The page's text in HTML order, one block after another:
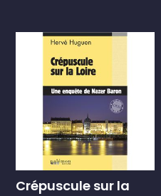
Crépuscule sur la